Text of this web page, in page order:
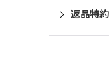
返品特